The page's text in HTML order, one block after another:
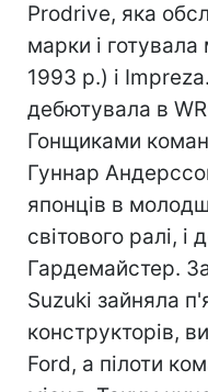
Prodrive, яка
марки і
1993 р.) і
дебютувала в
Гонщиками
Гуннар
японців в
світового ралі, і
Гардемайстер.
Suzuki зайняла
конструкторів,
Ford, а пілоти